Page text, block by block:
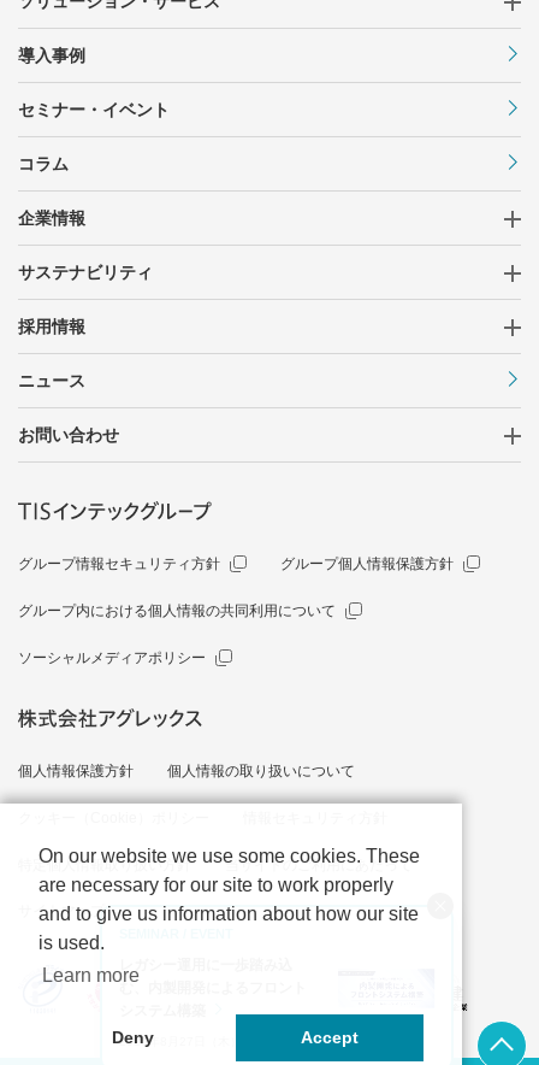
2026年8月27日（木）14:00～14:50
導入事例
セミナー・イベント
コラム
企業情報
サステナビリティ
採用情報
ニュース
お問い合わせ
グループ情報セキュリティ方針 グループ個人情報保護方針
グループ内における個人情報の共同利用について
ソーシャルメディアポリシー
個人情報保護方針 個人情報の取り扱いについて
特定個人情報取り扱い方針 当サイトのご利用にあたって
サイトマップ
On our website we use some cookies. These
are necessary for our site to work properly
and to give us information about how our site
is used.
Learn more
Deny Accept